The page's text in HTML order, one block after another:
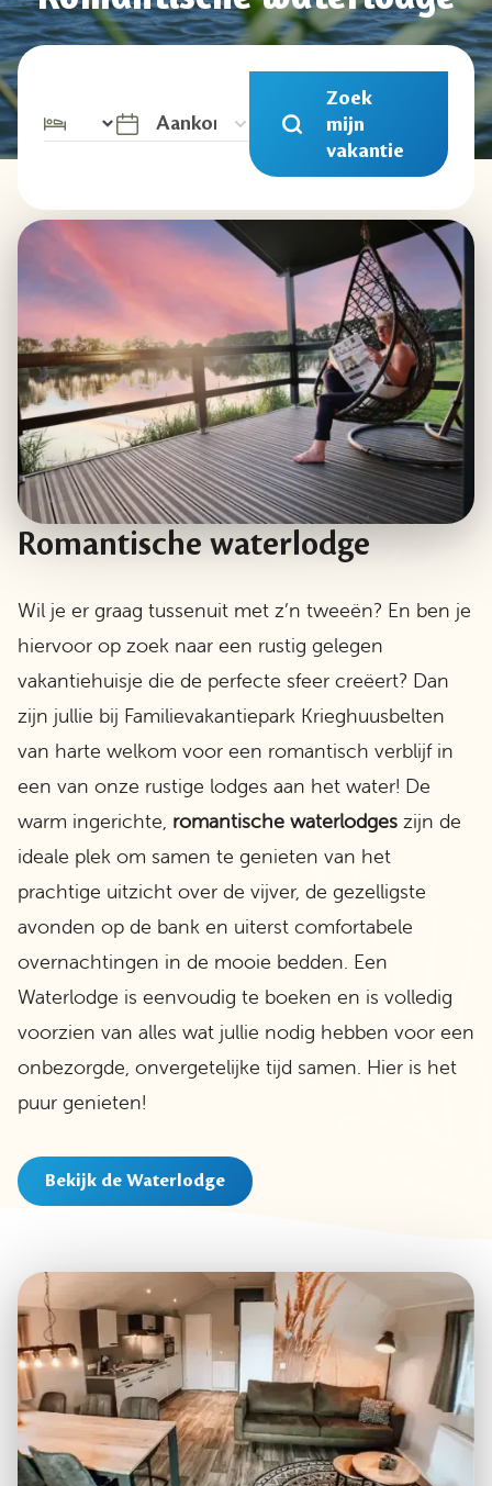
Zoek
mijn
vakantie
Romantische waterlodge
Wil je er graag tussenuit met z’n tweeën? En ben je
hiervoor op zoek naar een rustig gelegen
vakantiehuisje die de perfecte sfeer creëert? Dan
zijn jullie bij Familievakantiepark Krieghuusbelten
van harte welkom voor een romantisch verblijf in
een van onze rustige lodges aan het water! De
warm ingerichte, romantische waterlodges zijn de
ideale plek om samen te genieten van het
prachtige uitzicht over de vijver, de gezelligste
avonden op de bank en uiterst comfortabele
overnachtingen in de mooie bedden. Een
Waterlodge is eenvoudig te boeken en is volledig
voorzien van alles wat jullie nodig hebben voor een
onbezorgde, onvergetelijke tijd samen. Hier is het
puur genieten!
Bekijk de Waterlodge